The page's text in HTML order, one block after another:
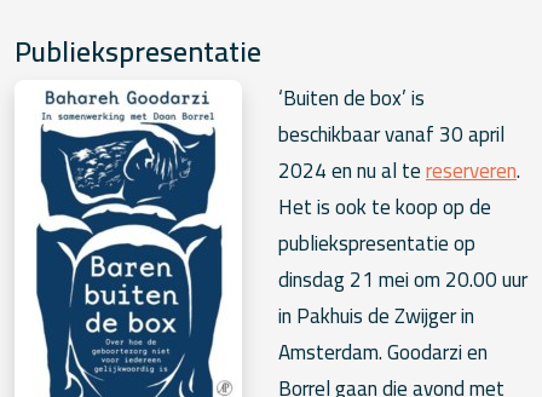
Publiekspresentatie
‘Buiten de box’ is
beschikbaar vanaf 30 april
2024 en nu al tereserveren.
Het is ook te koop op de
publiekspresentatie op
dinsdag 21 mei om 20.00 uur
in Pakhuis de Zwijger in
Amsterdam. Goodarzi en
Borrel gaan die avond met